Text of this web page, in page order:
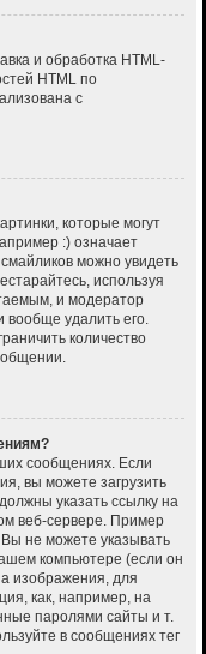
и обработка HTML-
HTML по
с
которые могут
:) означает
можно увидеть
используя
и модератор
удалить его.
количество
сообщениях. Если
вы можете загрузить
указать ссылку на
веб-сервере. Пример
не можете указывать
компьютере (если он
изображения, для
как, например, на
паролями сайты и т.
в сообщениях тег